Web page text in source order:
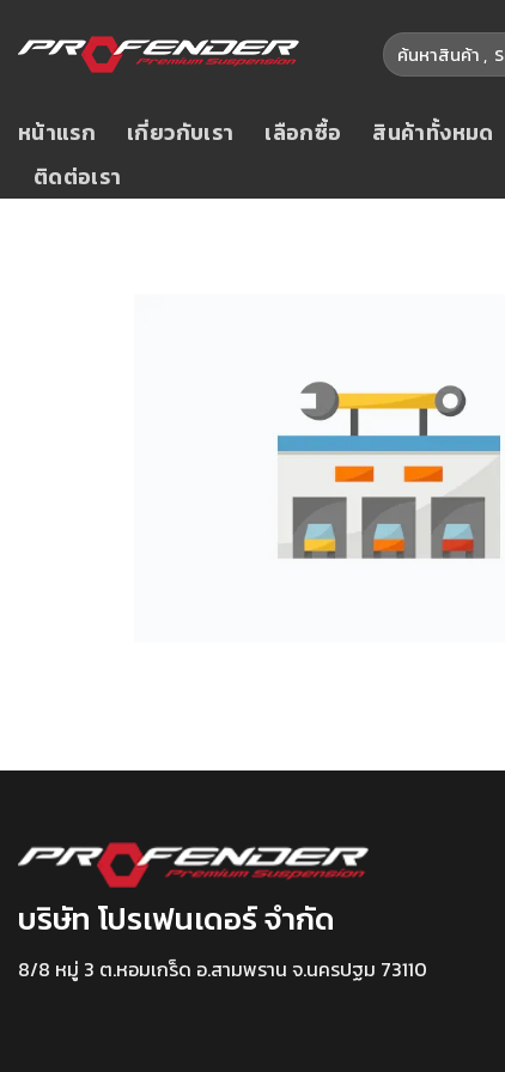
หน้าแรก เกี่ยวกับเรา เลือกซื้อ สินค้าทั้งหมด
ติดต่อเรา
บริษัท โปรเฟนเดอร์ จำกัด
8/8 หมู่ 3 ต.หอมเกร็ด อ.สามพราน จ.นครปฐม 73110